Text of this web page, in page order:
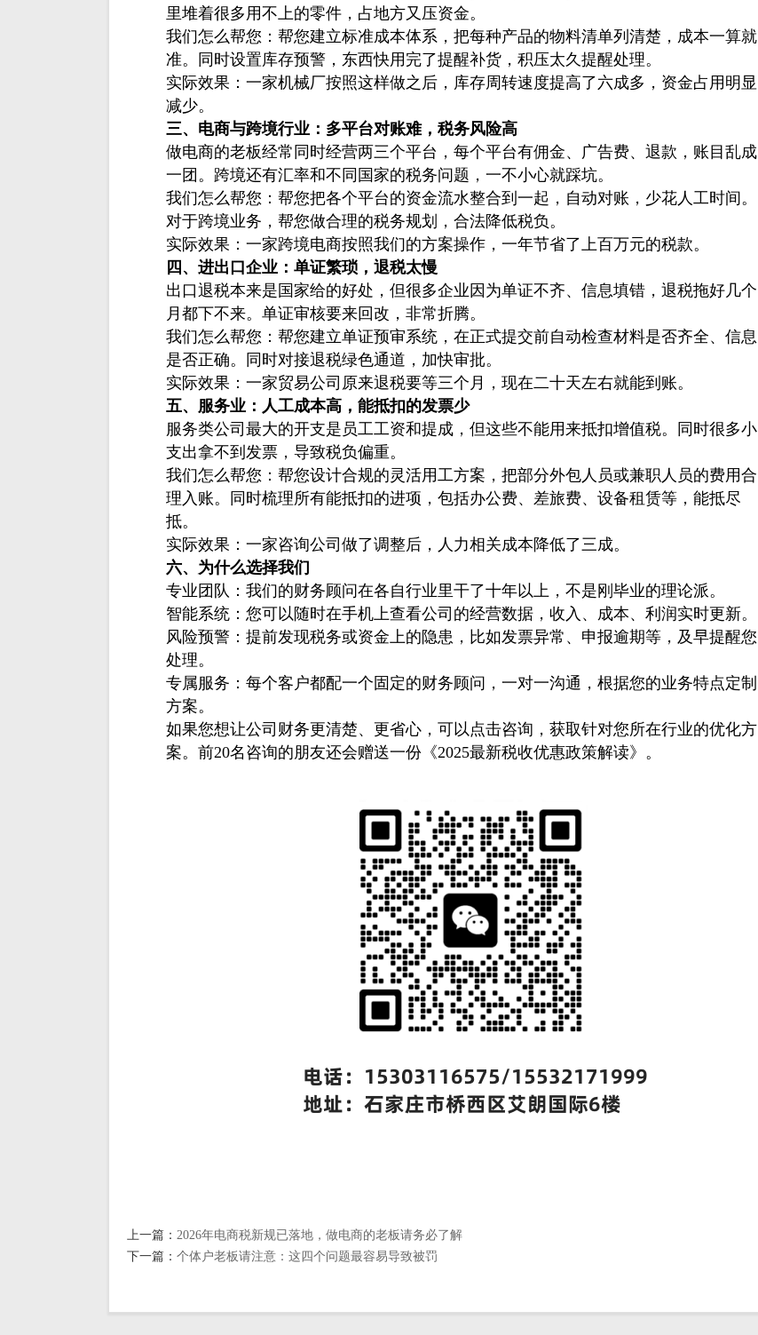
里堆着很多用不上的零件，占地方又压资金。
我们怎么帮您：帮您建立标准成本体系，把每种产品的物料清单列清楚，成本一算就
准。同时设置库存预警，东西快用完了提醒补货，积压太久提醒处理。
实际效果：一家机械厂按照这样做之后，库存周转速度提高了六成多，资金占用明显
减少。
三、电商与跨境行业：多平台对账难，税务风险高
做电商的老板经常同时经营两三个平台，每个平台有佣金、广告费、退款，账目乱成
一团。跨境还有汇率和不同国家的税务问题，一不小心就踩坑。
我们怎么帮您：帮您把各个平台的资金流水整合到一起，自动对账，少花人工时间。
对于跨境业务，帮您做合理的税务规划，合法降低税负。
实际效果：一家跨境电商按照我们的方案操作，一年节省了上百万元的税款。
四、进出口企业：单证繁琐，退税太慢
出口退税本来是国家给的好处，但很多企业因为单证不齐、信息填错，退税拖好几个
月都下不来。单证审核要来回改，非常折腾。
我们怎么帮您：帮您建立单证预审系统，在正式提交前自动检查材料是否齐全、信息
是否正确。同时对接退税绿色通道，加快审批。
实际效果：一家贸易公司原来退税要等三个月，现在二十天左右就能到账。
五、服务业：人工成本高，能抵扣的发票少
服务类公司最大的开支是员工工资和提成，但这些不能用来抵扣增值税。同时很多小
支出拿不到发票，导致税负偏重。
我们怎么帮您：帮您设计合规的灵活用工方案，把部分外包人员或兼职人员的费用合
理入账。同时梳理所有能抵扣的进项，包括办公费、差旅费、设备租赁等，能抵尽
抵。
实际效果：一家咨询公司做了调整后，人力相关成本降低了三成。
六、为什么选择我们
专业团队：我们的财务顾问在各自行业里干了十年以上，不是刚毕业的理论派。
智能系统：您可以随时在手机上查看公司的经营数据，收入、成本、利润实时更新。
风险预警：提前发现税务或资金上的隐患，比如发票异常、申报逾期等，及早提醒您
处理。
专属服务：每个客户都配一个固定的财务顾问，一对一沟通，根据您的业务特点定制
方案。
如果您想让公司财务更清楚、更省心，可以点击咨询，获取针对您所在行业的优化方
案。前20名咨询的朋友还会赠送一份《2025最新税收优惠政策解读》。
上一篇： 2026年电商税新规已落地，做电商的老板请务必了解
下一篇： 个体户老板请注意：这四个问题最容易导致被罚